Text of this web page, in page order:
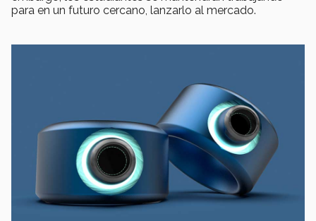
para en un futuro cercano, lanzarlo al mercado.